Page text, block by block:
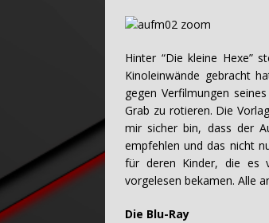
Hinter “Die kleine Hexe”
Kinoleinwände gebracht
gegen Verfilmungen
Grab zu rotieren. Die
mir sicher bin, dass der
empfehlen und das nicht
für deren Kinder, die es
vorgelesen bekamen. Alle
Die Blu-Ray